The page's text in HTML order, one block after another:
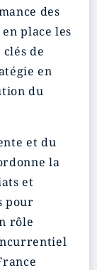
des
place les
de
en
du
et du
la
et
pour
rôle